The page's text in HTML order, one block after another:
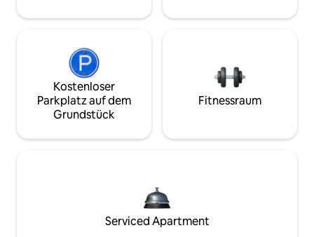
Kostenloser
Parkplatz auf dem
Grundstück
Fitnessraum
Serviced Apartment